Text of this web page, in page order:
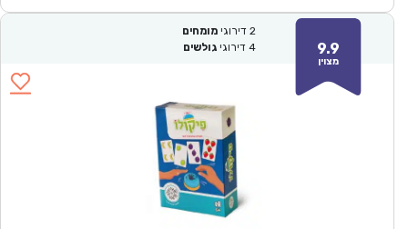
9.9
מצוין
2 דירוגי מומחים
4 דירוגי גולשים